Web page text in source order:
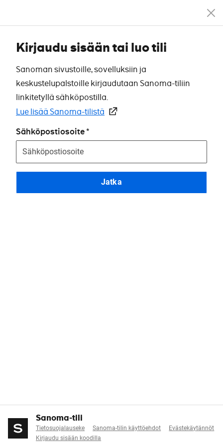
Kirjaudu sisään tai luo tili
Sanoman sivustoille, sovelluksiin ja
keskustelupalstoille kirjaudutaan Sanoma-tiliin
linkitetyllä sähköpostilla.
Lue lisää Sanoma-tilistä
Sähköpostiosoite
Jatka
Sanoma-tili
Tietosuojalauseke Sanoma-tilin käyttöehdot
Evästekäytännöt
Kirjaudu sisään koodilla